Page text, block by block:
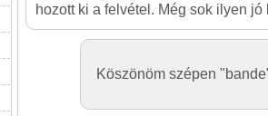
hozott ki a felvétel. Még sok ilyen jó
Köszönöm szépen